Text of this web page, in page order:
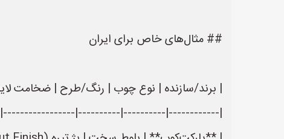
## مثال‌های خاص برای ایران
| برند/سازنده | نوع چوب | رنگ/طرح | ضخامت لایه
|-----------------------------------|